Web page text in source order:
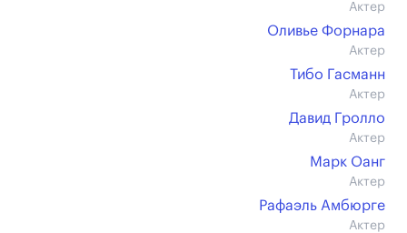
Актер
Оливье Форнара
Актер
Тибо Гасманн
Актер
Давид Гролло
Актер
Марк Оанг
Актер
Рафаэль Амбюрге
Актер